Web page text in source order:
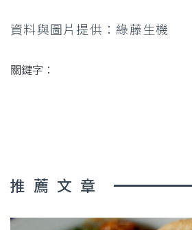
資料與圖片提供：綠藤生機
關鍵字：
推薦文章